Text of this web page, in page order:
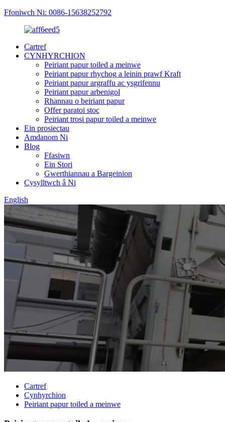
Ffoniwch Ni: 0086-15638252792
Cartref
CYNHYRCHION
Peiriant papur toiled a meinwe
Peiriant papur rhychog a leinin prawf Kraft
Peiriant papur argraffu ac ysgrifennu
Peiriant papur arbenigol
Rhannau o beiriant papur
Offer paratoi stoc
Peiriant trosi papur toiled a meinwe
Ein prosiectau
Amdanom Ni
Blog
Ffasiwn
Ein Stori
Gwerthiannau a Bargeinion
Cysylltwch â Ni
English
Cartref
Cynhyrchion
Peiriant papur toiled a meinwe